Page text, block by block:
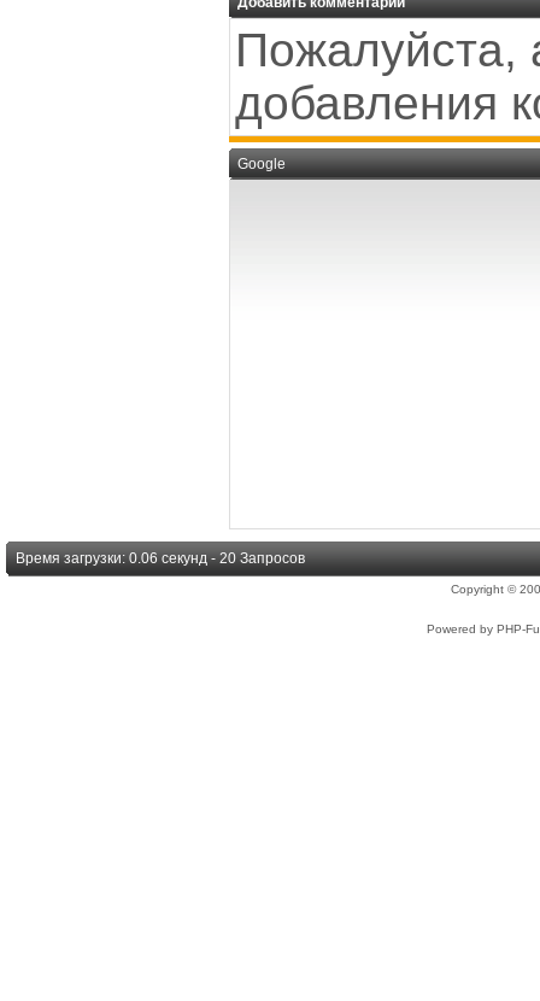
Пожалуйста,
добавления
Google
Время загрузки: 0.06 секунд - 20 Запросов
Copyright ©
Powered by PHP-